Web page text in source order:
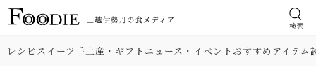
検索
レシピスイーツ手土産・ギフト ニュース・イベントおすすめアイテム